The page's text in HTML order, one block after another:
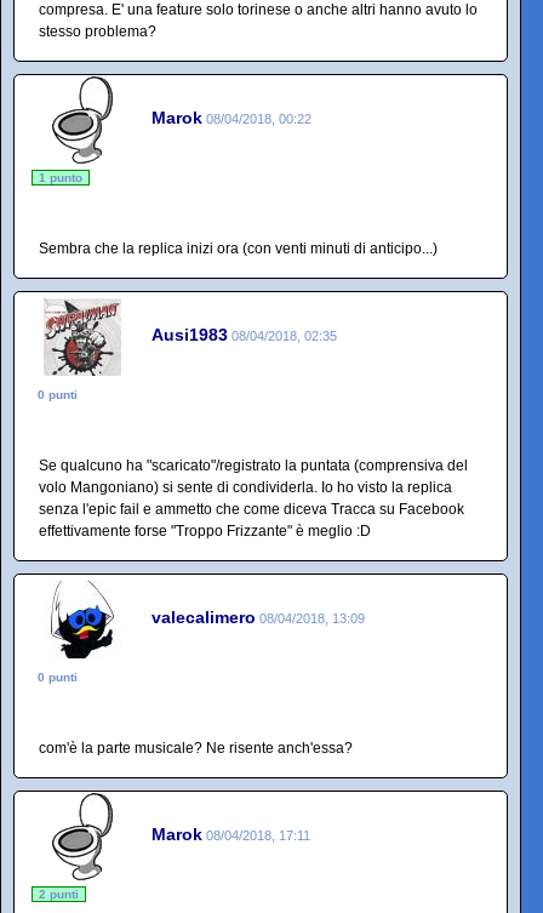
compresa. E' una feature solo torinese o anche altri hanno avuto lo
stesso problema?
Marok 08/04/2018, 00:22
1 punto
Sembra che la replica inizi ora (con venti minuti di anticipo...)
Ausi1983 08/04/2018, 02:35
0 punti
Se qualcuno ha "scaricato"/registrato la puntata (comprensiva del
volo Mangoniano) si sente di condividerla. Io ho visto la replica
senza l'epic fail e ammetto che come diceva Tracca su Facebook
effettivamente forse "Troppo Frizzante" è meglio :D
valecalimero 08/04/2018, 13:09
0 punti
com'è la parte musicale? Ne risente anch'essa?
Marok 08/04/2018, 17:11
2 punti